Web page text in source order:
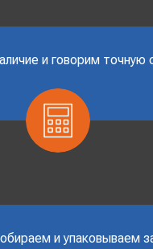
и говорим точную
и упаковываем